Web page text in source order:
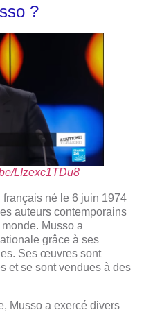
?
LIzexc1TDu8
français né le 6 juin 1974
auteurs contemporains
Musso a
grâce à ses
Ses œuvres sont
et se sont vendues à des
Musso a exercé divers